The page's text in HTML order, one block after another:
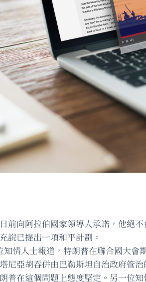
前向阿拉伯國家領導人承諾，他絕
說已提出一項和平計劃。
知情人士報道，特朗普在聯合國大
尼亞胡吞併由巴勒斯坦自治政府管治
普在這個問題上態度堅定。另一位